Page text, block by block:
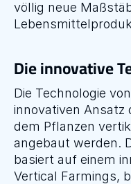
völlig neue
Die innovative
Die Technologie
innovativen Ansatz
dem Pflanzen
angebaut werden.
basiert auf einem
Vertical Farmings,